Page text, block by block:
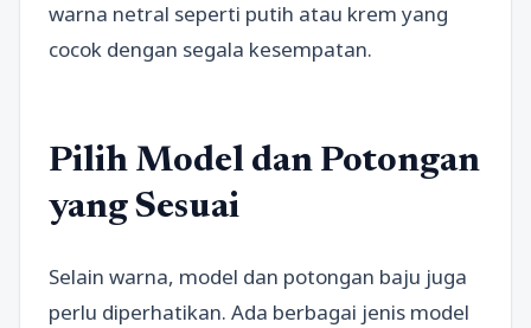
warna netral seperti putih atau krem yang
cocok dengan segala kesempatan.
Pilih Model dan Potongan
yang Sesuai
Selain warna, model dan potongan baju juga
perlu diperhatikan. Ada berbagai jenis model